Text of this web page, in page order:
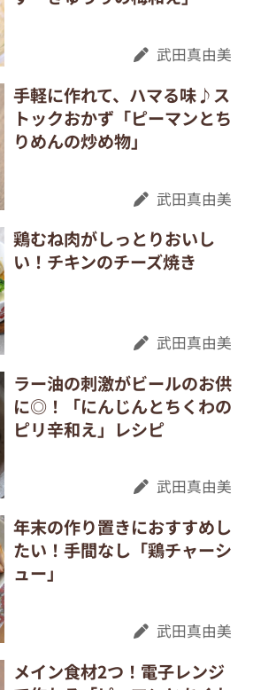
武田真由美
手軽に作れて、ハマる味♪ス
トックおかず「ピーマンとち
りめんの炒め物」
武田真由美
鶏むね肉がしっとりおいし
い！チキンのチーズ焼き
武田真由美
ラー油の刺激がビールのお供
に◎！「にんじんとちくわの
ピリ辛和え」レシピ
武田真由美
年末の作り置きにおすすめし
たい！手間なし「鶏チャーシ
ュー」
武田真由美
メイン食材2つ！電子レンジ